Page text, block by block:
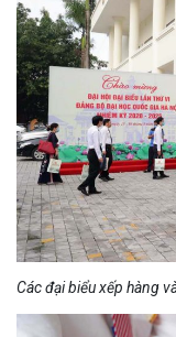
Các đại biểu xếp hàng